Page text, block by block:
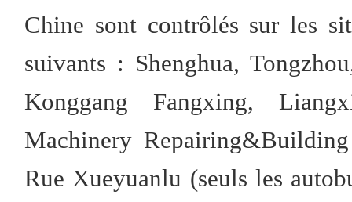
Chine sont contrôlés sur les
suivants : Shenghua,
Konggang Fangxing,
Machinery
Rue Xueyuanlu (seuls les